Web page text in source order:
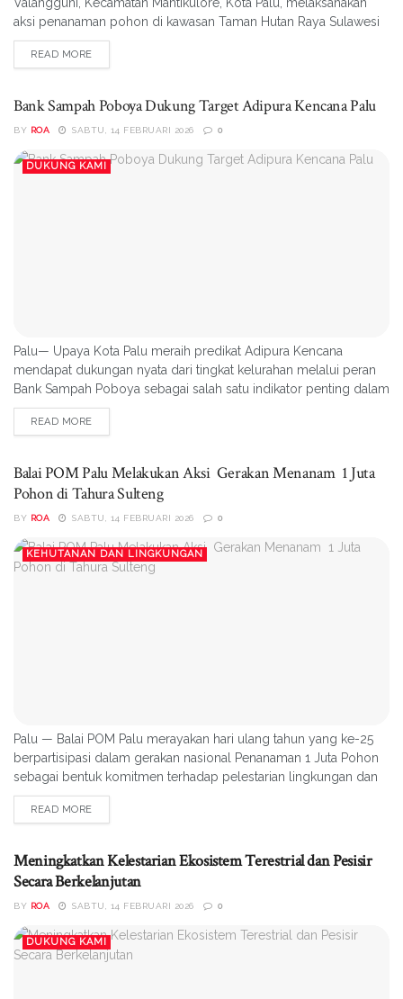
aksi penanaman pohon di kawasan Taman Hutan Raya Sulawesi
Tengah, Selasa (17/02/2026)
READ MORE
Bank Sampah Poboya Dukung Target Adipura Kencana Palu
BY ROA SABTU, 14 FEBRUARI 2026 0
DUKUNG KAMI
Palu— Upaya Kota Palu meraih predikat Adipura Kencana
mendapat dukungan nyata dari tingkat kelurahan melalui peran
Bank Sampah Poboya sebagai salah satu indikator penting dalam
penilaian kebersihan dan pengelolaan lingkungan kota.
Kamis(12/02/2026) Hal tersebut disampaikan Muhammad Zulfin,
Sampah Kabelota Pasinggani di Kantor...
READ MORE
Balai POM Palu Melakukan Aksi Gerakan Menanam 1 Juta
Pohon di Tahura Sulteng
BY ROA SABTU, 14 FEBRUARI 2026 0
KEHUTANAN DAN LINGKUNGAN
Palu — Balai POM Palu merayakan hari ulang tahun yang ke-25
berpartisipasi dalam gerakan nasional Penanaman 1 Juta Pohon
sebagai bentuk komitmen terhadap pelestarian lingkungan dan
pembangunan berkelanjutan, Jumat(13/02/2026) di Taman
Hutan Raya (Tahura) Kapopo Sulawesi Tengah. Kegiatan
Tahura Kapopo dan melibatkan berbagai...
READ MORE
Meningkatkan Kelestarian Ekosistem Terestrial dan Pesisir
Secara Berkelanjutan
BY ROA SABTU, 14 FEBRUARI 2026 0
DUKUNG KAMI